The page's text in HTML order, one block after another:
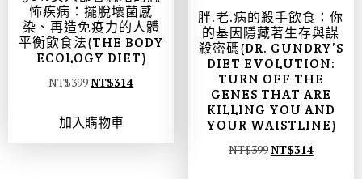
怖疾病：擺脫壞菌感
染、再造免疫力的人體
平衡飲食法(THE BODY
ECOLOGY DIET)
NT$399NT$314
加入購物車
胖.老.病的殺手飲食：你
的基因隱藏著生存與謀
殺密碼(DR. GUNDRY’S
DIET EVOLUTION:
TURN OFF THE
GENES THAT ARE
KILLING YOU AND
YOUR WAISTLINE)
NT$399NT$314